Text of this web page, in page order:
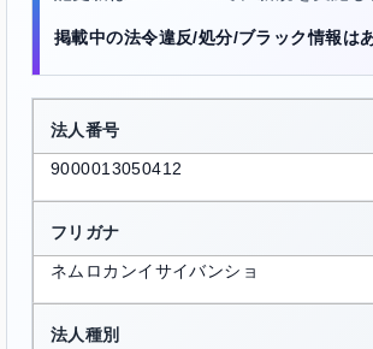
掲載中の法令違反/処分/ブラック情報は
法人番号
9000013050412
フリガナ
ネムロカンイサイバンショ
法人種別